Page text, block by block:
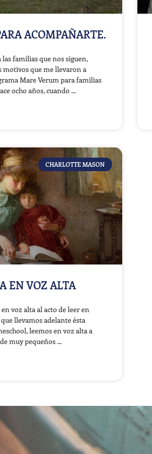
ACOMPAÑARTE.
familias que nos siguen,
motivos que me llevaron a
Mare Verum para familias
ocho años, cuando
CHARLOTTE MASON
EN VOZ ALTA
voz alta al acto de leer en
llevamos adelante ésta
leemos en voz alta a
muy pequeños